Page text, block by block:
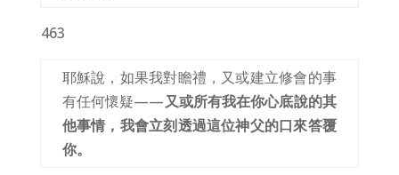
463
耶穌說，如果我對瞻禮，又或建立修會的事
有任何懷疑——又或所有我在你心底說的其
他事情，我會立刻透過這位神父的口來答覆
你。